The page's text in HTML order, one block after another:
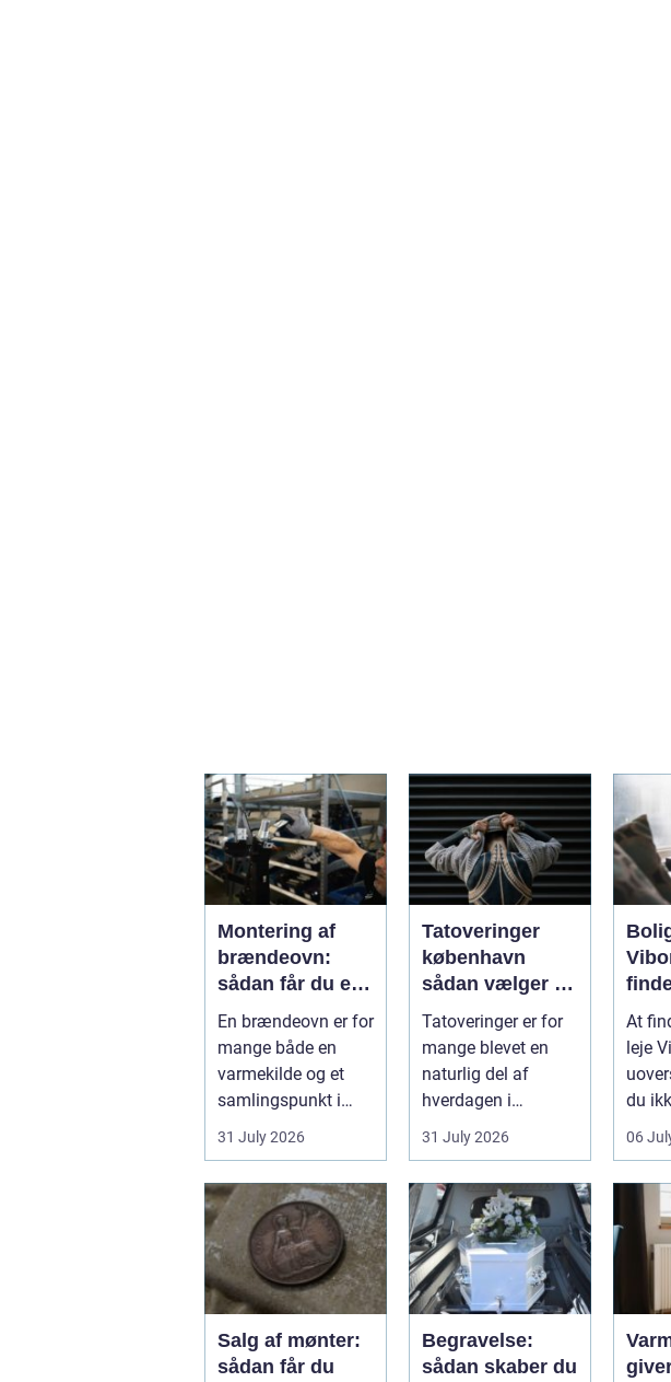
Montering af
brændeovn:
sådan får du et
sikkert og smukt
resultat
En brændeovn er for
mange både en
varmekilde og et
samlingspunkt i
hjemmet.
Flammerne gi...
31 July 2026
Tatoveringer
københavn
sådan vælger du
det rigtige
Tatoveringer er for
mange blevet en
naturlig del af
hverdagen i
København. Byen er
fyldt med dygtige...
31 July 2026
At
leje
du
eller
06
Salg af mønter:
sådan får du
Begravelse:
sådan skaber du